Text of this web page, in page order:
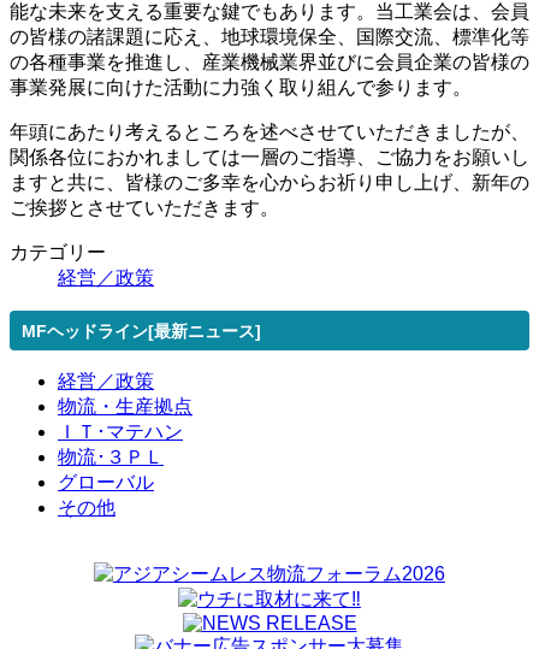
能な未来を支える重要な鍵でもあります。当工業会は、会員
の皆様の諸課題に応え、地球環境保全、国際交流、標準化等
の各種事業を推進し、産業機械業界並びに会員企業の皆様の
事業発展に向けた活動に力強く取り組んで参ります。
年頭にあたり考えるところを述べさせていただきましたが、
関係各位におかれましては一層のご指導、ご協力をお願いし
ますと共に、皆様のご多幸を心からお祈り申し上げ、新年の
ご挨拶とさせていただきます。
カテゴリー
経営／政策
MFヘッドライン[最新ニュース]
経営／政策
物流・生産拠点
ＩＴ･マテハン
物流･３ＰＬ
グローバル
その他